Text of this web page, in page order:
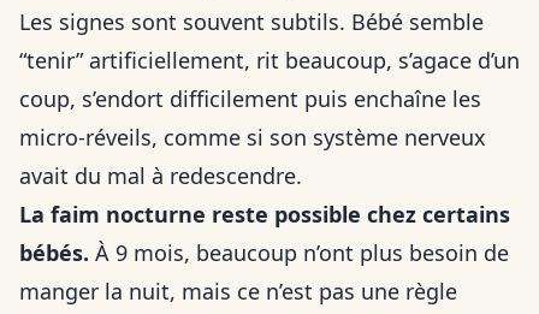
Les signes sont souvent subtils. Bébé semble
“tenir” artificiellement, rit beaucoup, s’agace d’un
coup, s’endort difficilement puis enchaîne les
micro-réveils, comme si son système nerveux
avait du mal à redescendre.
La faim nocturne reste possible chez certains
bébés. À 9 mois, beaucoup n’ont plus besoin de
manger la nuit, mais ce n’est pas une règle